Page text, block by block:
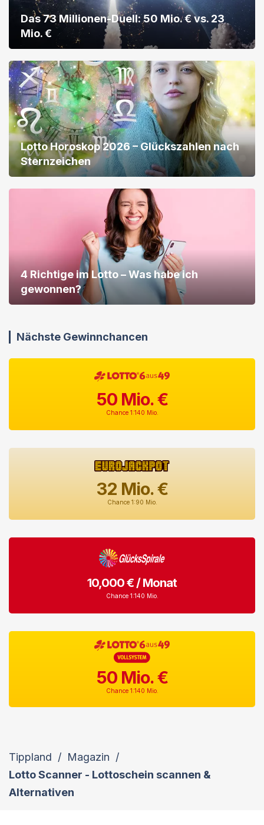
Das 73 Millionen-Duell: 50 Mio. € vs. 23
Mio. €
Lotto Horoskop 2026 – Glückszahlen nach
Sternzeichen
4 Richtige im Lotto – Was habe ich
gewonnen?
Nächste Gewinnchancen
50Mio. €
Chance 1:140 Mio.
32 Mio. €
Chance 1:90 Mio.
10,000 € / Monat
Chance 1:140 Mio.
50 Mio. €
Chance 1:140 Mio.
Tippland / Magazin /
Lotto Scanner - Lottoschein scannen &
Alternativen